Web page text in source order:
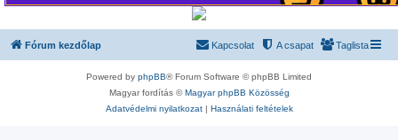
Fórum kezdőlap Taglista
A csapat
Kapcsolat
Powered by phpBB® Forum Software © phpBB Limited
Magyar fordítás ©Magyar phpBB Közösség
Adatvédelmi nyilatkozat| Használati feltételek